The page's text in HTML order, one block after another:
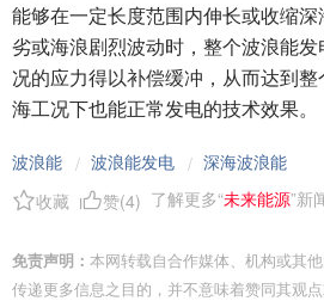
能够在一定长度范围内伸长或收缩
劣或海浪剧烈波动时，整个波浪能
况的应力得以补偿缓冲，从而达到
海工况下也能正常发电的技术效果。
波浪能 / 波浪能发电 / 深海波浪能
收藏
赞(4) 了解更多“未来能源”新
免责声明： 本网转载自合作媒体、机构或其
传递更多信息之目的，并不意味着赞同其观